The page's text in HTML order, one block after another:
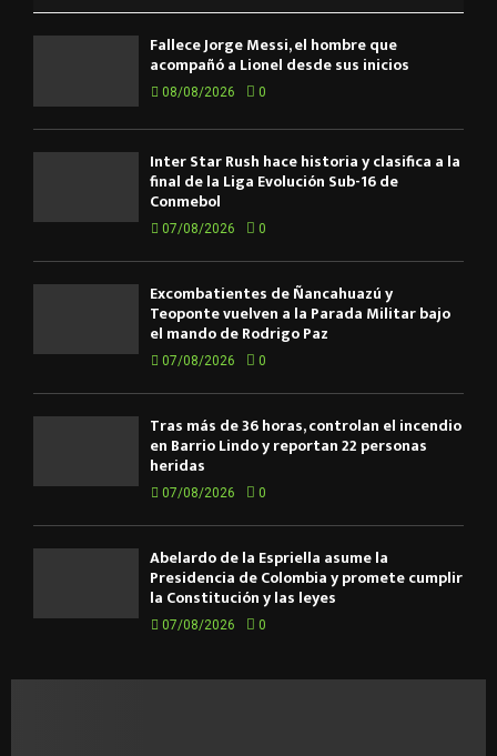
Fallece Jorge Messi, el hombre que
acompañó a Lionel desde sus inicios
08/08/2026 0
Inter Star Rush hace historia y clasifica a la
final de la Liga Evolución Sub-16 de
Conmebol
07/08/2026 0
Excombatientes de Ñancahuazú y
Teoponte vuelven a la Parada Militar bajo
el mando de Rodrigo Paz
07/08/2026 0
Tras más de 36 horas, controlan el incendio
en Barrio Lindo y reportan 22 personas
heridas
07/08/2026 0
Abelardo de la Espriella asume la
Presidencia de Colombia y promete cumplir
la Constitución y las leyes
07/08/2026 0